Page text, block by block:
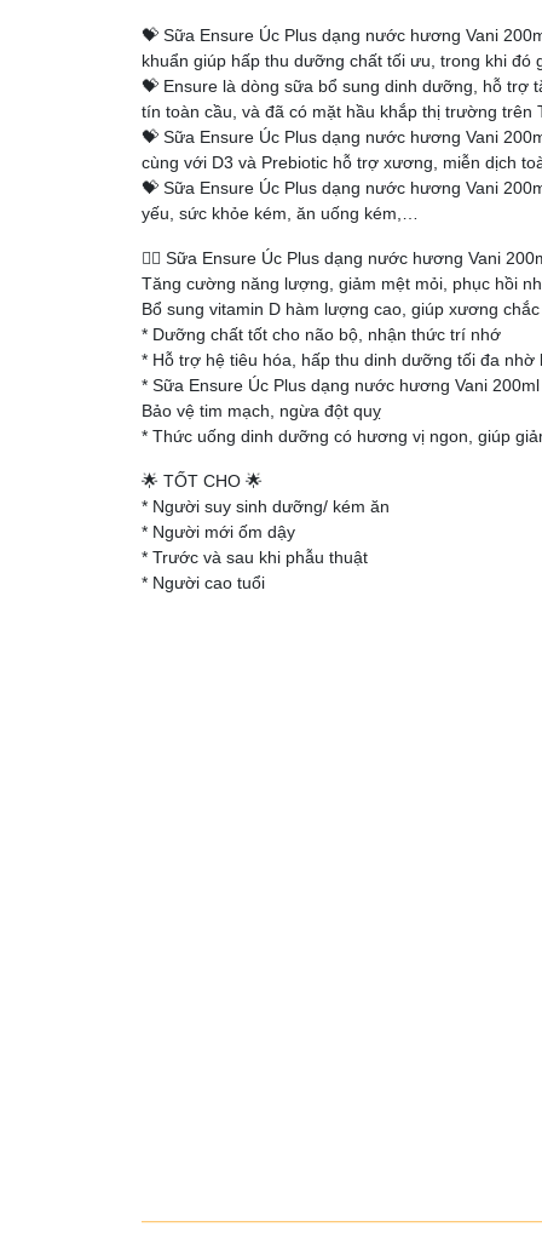
💝 Sữa Ensure Úc Plus dạng nước hương Vani
khuẩn giúp hấp thu dưỡng chất tối ưu, trong khi đó
💝 Ensure là dòng sữa bổ sung dinh dưỡng, hỗ trợ
tín toàn cầu, và đã có mặt hầu khắp thị trường trên
💝 Sữa Ensure Úc Plus dạng nước hương Vani
cùng với D3 và Prebiotic hỗ trợ xương, miễn dịch
💝 Sữa Ensure Úc Plus dạng nước hương Vani
yếu, sức khỏe kém, ăn uống kém,…
👉🏻 Sữa Ensure Úc Plus dạng nước hương Vani
Tăng cường năng lượng, giảm mệt mỏi, phục hồi
Bổ sung vitamin D hàm lượng cao, giúp xương
* Dưỡng chất tốt cho não bộ, nhận thức trí nhớ
* Hỗ trợ hệ tiêu hóa, hấp thu dinh dưỡng tối đa nhờ
* Sữa Ensure Úc Plus dạng nước hương Vani
Bảo vệ tim mạch, ngừa đột quỵ
* Thức uống dinh dưỡng có hương vị ngon, giúp
🌟 TỐT CHO 🌟
* Người suy sinh dưỡng/ kém ăn
* Người mới ốm dậy
* Trước và sau khi phẫu thuật
* Người cao tuổi